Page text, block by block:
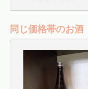
同じ価格帯のお酒